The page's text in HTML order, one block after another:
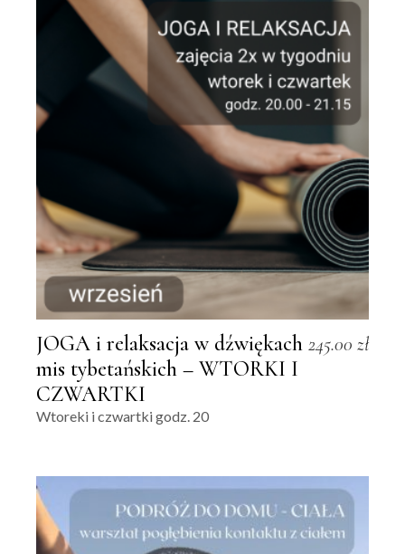
JOGA i relaksacja w dźwiękach
mis tybetańskich – WTORKI I
CZWARTKI
245.00 zł
Wtoreki i czwartki godz. 20